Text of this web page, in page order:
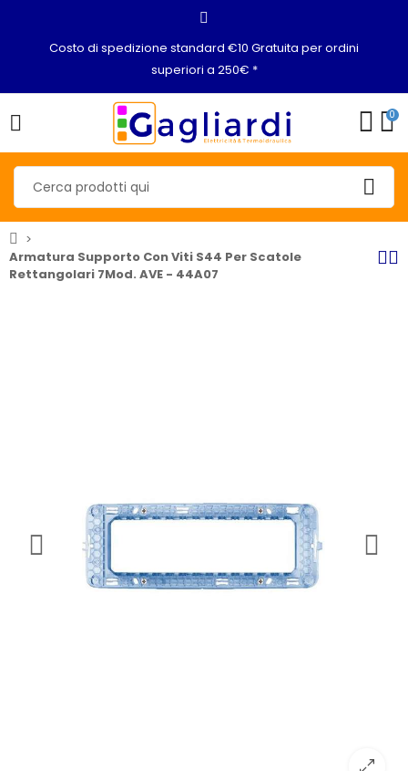
Costo di spedizione standard €10 Gratuita per ordini
superiori a 250€ *
0
Armatura Supporto Con Viti S44 Per Scatole
Rettangolari 7Mod. AVE - 44A07